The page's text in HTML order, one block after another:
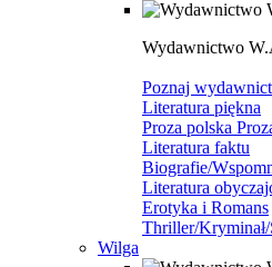
Wydawnictwo
Poznaj
Literatura piękna
Proza polska
Literatura faktu
Biografie/
Literatura
Erotyka i Romans
Thriller/Kryminał/
Wilga